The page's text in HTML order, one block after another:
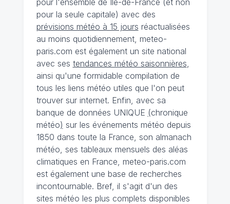
pour l'ensemble de Ile-de-France (et non
pour la seule capitale) avec des
prévisions météo à 15 jours réactualisées
au moins quotidiennement, meteo-
paris.com est également un site national
avec ses tendances météo saisonnières,
ainsi qu'une formidable compilation de
tous les liens météo utiles que l'on peut
trouver sur internet. Enfin, avec sa
banque de données UNIQUE (chronique
météo) sur les événements météo depuis
1850 dans toute la France, son almanach
météo, ses tableaux mensuels des aléas
climatiques en France, meteo-paris.com
est également une base de recherches
incontournable. Bref, il s'agit d'un des
sites météo les plus complets disponibles